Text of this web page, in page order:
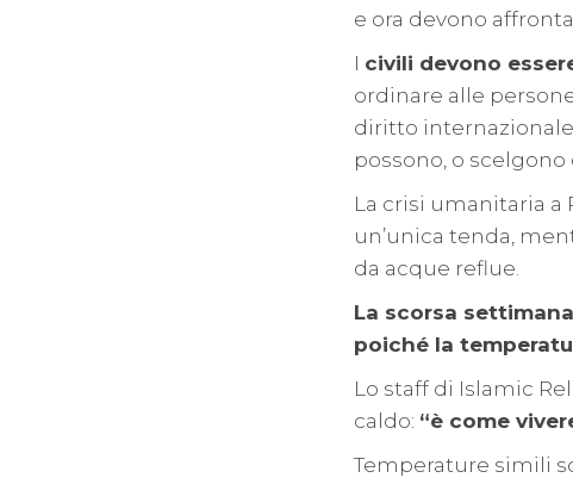
e ora devono
I civili devono
ordinare alle
diritto
possono, o
La crisi umanitaria
un’unica tenda,
da acque reflue.
La scorsa
poiché la
Lo staff di Islamic
caldo: “è come
Temperature simili